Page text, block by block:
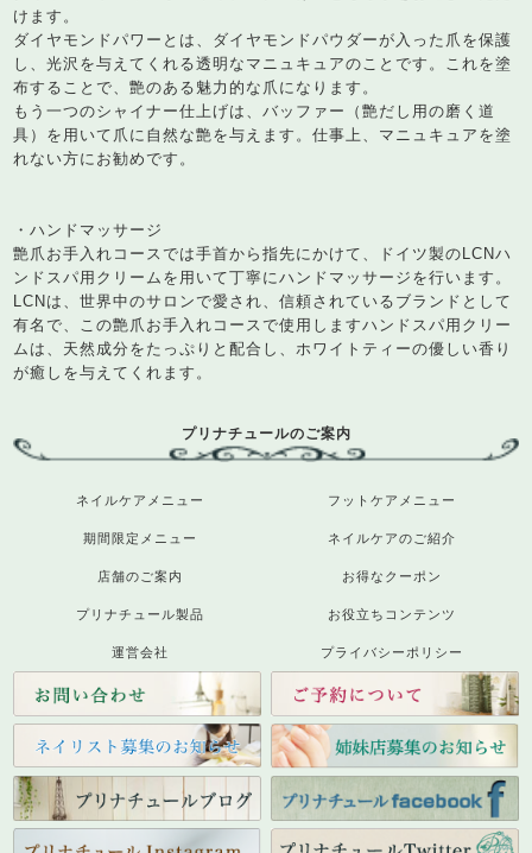
けます。
ダイヤモンドパワーとは、ダイヤモンドパウダーが入った爪を保護
し、光沢を与えてくれる透明なマニュキュアのことです。これを塗
布することで、艶のある魅力的な爪になります。
もう一つのシャイナー仕上げは、バッファー（艶だし用の磨く道
具）を用いて爪に自然な艶を与えます。仕事上、マニュキュアを塗
れない方にお勧めです。
・ハンドマッサージ
艶爪お手入れコースでは手首から指先にかけて、ドイツ製のLCNハ
ンドスパ用クリームを用いて丁寧にハンドマッサージを行います。
LCNは、世界中のサロンで愛され、信頼されているブランドとして
有名で、この艶爪お手入れコースで使用しますハンドスパ用クリー
ムは、天然成分をたっぷりと配合し、ホワイトティーの優しい香り
が癒しを与えてくれます。
プリナチュールのご案内
ネイルケアメニュー フットケアメニュー
期間限定メニュー ネイルケアのご紹介
店舗のご案内 お得なクーポン
プリナチュール製品 お役立ちコンテンツ
運営会社 プライバシーポリシー